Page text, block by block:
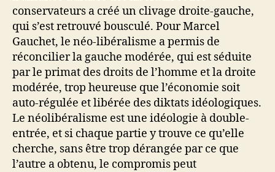
conservateurs a créé un clivage droite-gauche,
qui s’est retrouvé bousculé. Pour Marcel
Gauchet, le néo-libéralisme a permis de
réconcilier la gauche modérée, qui est séduite
par le primat des droits de l’homme et la droite
modérée, trop heureuse que l’économie soit
auto-régulée et libérée des diktats idéologiques.
Le néolibéralisme est une idéologie à double-
entrée, et si chaque partie y trouve ce qu’elle
cherche, sans être trop dérangée par ce que
l’autre a obtenu, le compromis peut